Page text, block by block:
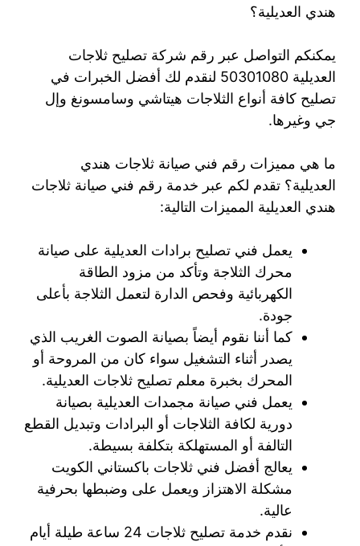
هندي العديلية؟
يمكنكم التواصل عبر رقم شركة تصليح ثلاجات
العديلية 50301080 لنقدم لك أفضل الخبرات في
تصليح كافة أنواع الثلاجات هيتاشي وسامسونغ وإل
جي وغيرها.
ما هي مميزات رقم فني صيانة ثلاجات هندي
العديلية؟ تقدم لكم عبر خدمة رقم فني صيانة ثلاجات
هندي العديلية المميزات التالية:
يعمل فني تصليح برادات العديلية على صيانة
محرك الثلاجة وتأكد من مزود الطاقة
الكهربائية وفحص الدارة لتعمل الثلاجة بأعلى
جودة.
كما أننا نقوم أيضاً بصيانة الصوت الغريب الذي
يصدر أثناء التشغيل سواء كان من المروحة أو
المحرك بخبرة معلم تصليح ثلاجات العديلية.
يعمل فني صيانة مجمدات العديلية بصيانة
دورية لكافة الثلاجات أو البرادات وتبديل القطع
التالفة أو المستهلكة بتكلفة بسيطة.
يعالج أفضل فني ثلاجات باكستاني الكويت
مشكلة الاهتزاز ويعمل على وضبطها بحرفية
عالية.
نقدم خدمة تصليح ثلاجات 24 ساعة طيلة أيام